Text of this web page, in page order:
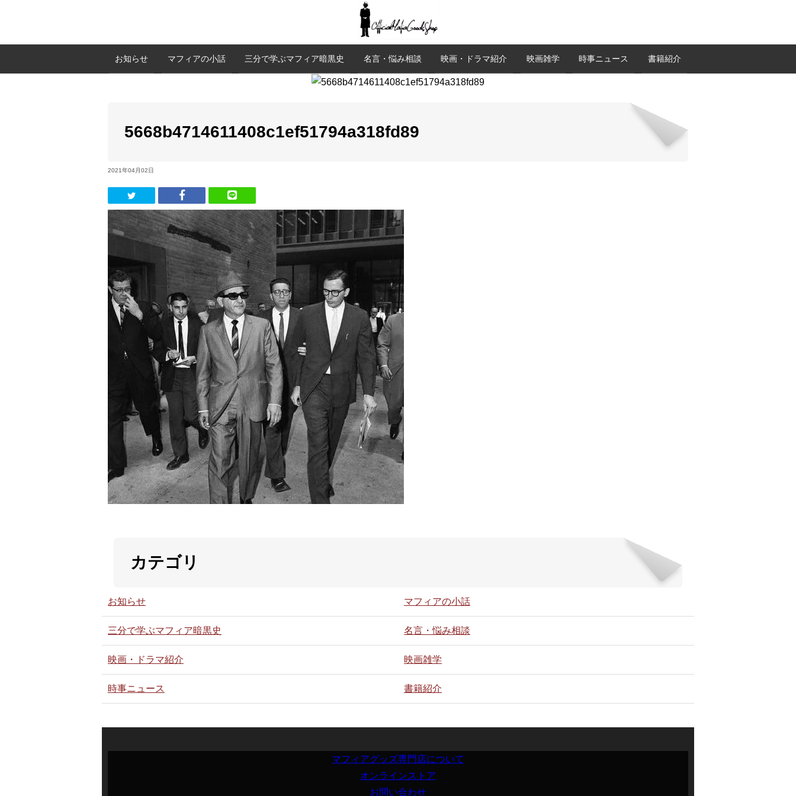
お知らせ マフィアの小話 三分で学ぶマフィア暗黒史 名言・悩み相談 映画・ドラマ紹介 映画雑学 時事ニュース 書籍紹介
5668b4714611408c1ef51794a318fd89
2021年04月02日
カテゴリ
お知らせ マフィアの小話
三分で学ぶマフィア暗黒史 名言・悩み相談
映画・ドラマ紹介 映画雑学
時事ニュース 書籍紹介
マフィアグッズ専門店について
オンラインストア
お問い合わせ